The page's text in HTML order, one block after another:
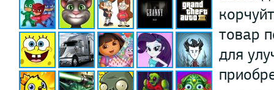
товар
для